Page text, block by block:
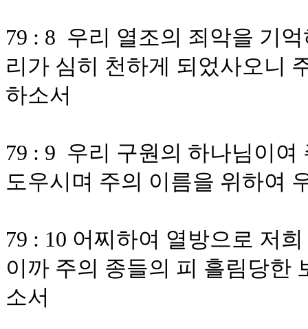
79 : 8 우리 열조의 죄악을 기
리가 심히 천하게 되었사오니
하소서
79 : 9 우리 구원의 하나님이
도우시며 주의 이름을 위하여
79 : 10 어찌하여 열방으로 저
이까 주의 종들의 피 흘림당한
소서